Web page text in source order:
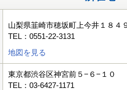
山梨県韮崎市穂坂町上今井１８４
TEL：0551-22-3131
地図を見る
東京都渋谷区神宮前５−６−１０
TEL：03-6427-1171